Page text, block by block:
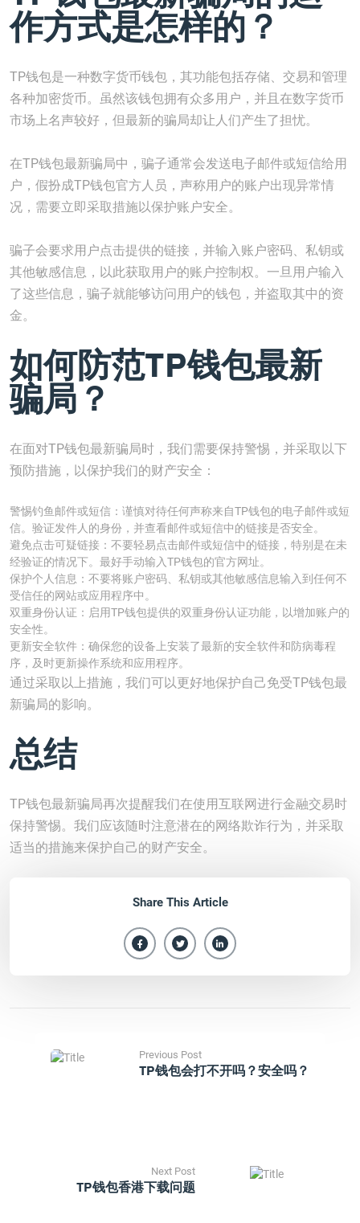
作方式是怎样的？
TP钱包是一种数字货币钱包，其功能包括存储、交易和管理
各种加密货币。虽然该钱包拥有众多用户，并且在数字货币
市场上名声较好，但最新的骗局却让人们产生了担忧。
在TP钱包最新骗局中，骗子通常会发送电子邮件或短信给用
户，假扮成TP钱包官方人员，声称用户的账户出现异常情
况，需要立即采取措施以保护账户安全。
骗子会要求用户点击提供的链接，并输入账户密码、私钥或
其他敏感信息，以此获取用户的账户控制权。一旦用户输入
了这些信息，骗子就能够访问用户的钱包，并盗取其中的资
金。
如何防范TP钱包最新
骗局？
在面对TP钱包最新骗局时，我们需要保持警惕，并采取以下
预防措施，以保护我们的财产安全：
警惕钓鱼邮件或短信：谨慎对待任何声称来自TP钱包的电子邮件或短
信。验证发件人的身份，并查看邮件或短信中的链接是否安全。
避免点击可疑链接：不要轻易点击邮件或短信中的链接，特别是在未
经验证的情况下。最好手动输入TP钱包的官方网址。
保护个人信息：不要将账户密码、私钥或其他敏感信息输入到任何不
受信任的网站或应用程序中。
双重身份认证：启用TP钱包提供的双重身份认证功能，以增加账户的
安全性。
更新安全软件：确保您的设备上安装了最新的安全软件和防病毒程
序，及时更新操作系统和应用程序。
通过采取以上措施，我们可以更好地保护自己免受TP钱包最
新骗局的影响。
总结
TP钱包最新骗局再次提醒我们在使用互联网进行金融交易时
保持警惕。我们应该随时注意潜在的网络欺诈行为，并采取
适当的措施来保护自己的财产安全。
Share This Article
Previous Post
TP钱包会打不开吗？安全吗？
Next Post
TP钱包香港下载问题